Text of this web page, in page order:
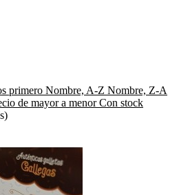
primero Nombre, A-Z Nombre, Z-A
de mayor a menorCon stock